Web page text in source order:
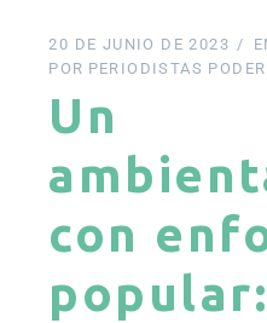
20 DE JUNIO DE 2023
POR PERIODISTAS
Un
con
popular: